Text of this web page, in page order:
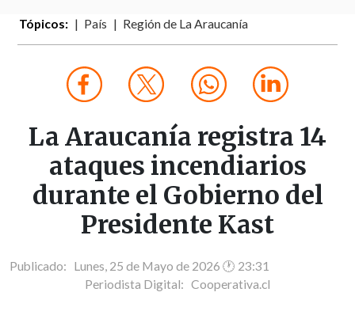
Tópicos: País Región de La Araucanía
La Araucanía registra 14
ataques incendiarios
durante el Gobierno del
Presidente Kast
Publicado: Lunes, 25 de Mayo de 2026 🕐 23:31
Periodista Digital: Cooperativa.cl